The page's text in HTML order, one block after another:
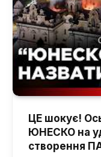
ЦЕ шокує!
ЮНЕСКО на
створення